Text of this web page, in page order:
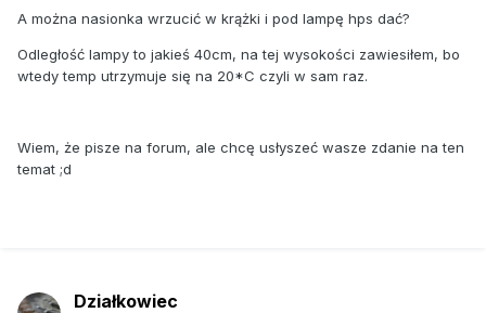
A można nasionka wrzucić w krążki i pod lampę hps dać?
Odległość lampy to jakieś 40cm, na tej wysokości zawiesiłem, bo
wtedy temp utrzymuje się na 20*C czyli w sam raz.
Wiem, że pisze na forum, ale chcę usłyszeć wasze zdanie na ten
temat ;d
Działkowiec